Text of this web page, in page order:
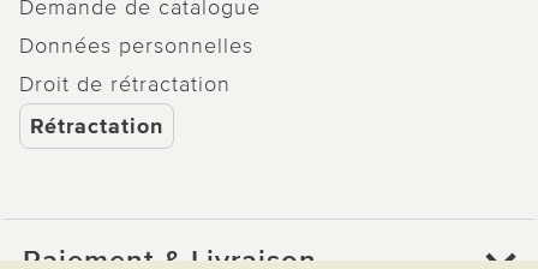
Demande de catalogue
Données personnelles
Droit de rétractation
Rétractation
Paiement & Livraison